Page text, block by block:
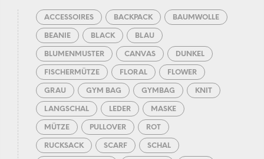
ACCESSOIRES BACKPACK BAUMWOLLE
BEANIE BLACK BLAU
BLUMENMUSTER CANVAS DUNKEL
FISCHERMÜTZE FLORAL FLOWER
GRAU GYM BAG GYMBAG KNIT
LANGSCHAL LEDER MASKE
MÜTZE PULLOVER ROT
RUCKSACK SCARF SCHAL